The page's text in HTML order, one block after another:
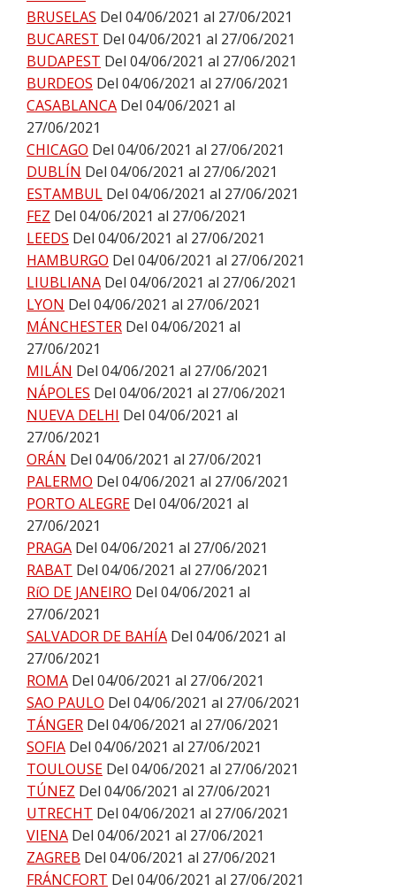
BRUSELAS Del 04/06/2021 al 27/06/2021
BUCAREST Del 04/06/2021 al 27/06/2021
BUDAPEST Del 04/06/2021 al 27/06/2021
BURDEOS Del 04/06/2021 al 27/06/2021
CASABLANCA Del 04/06/2021 al
27/06/2021
CHICAGO Del 04/06/2021 al 27/06/2021
DUBLÍN Del 04/06/2021 al 27/06/2021
ESTAMBUL Del 04/06/2021 al 27/06/2021
FEZ Del 04/06/2021 al 27/06/2021
LEEDS Del 04/06/2021 al 27/06/2021
HAMBURGO Del 04/06/2021 al 27/06/2021
LIUBLIANA Del 04/06/2021 al 27/06/2021
LYON Del 04/06/2021 al 27/06/2021
MÁNCHESTER Del 04/06/2021 al
27/06/2021
MILÁN Del 04/06/2021 al 27/06/2021
NÁPOLES Del 04/06/2021 al 27/06/2021
NUEVA DELHI Del 04/06/2021 al
27/06/2021
ORÁN Del 04/06/2021 al 27/06/2021
PALERMO Del 04/06/2021 al 27/06/2021
PORTO ALEGRE Del 04/06/2021 al
27/06/2021
PRAGA Del 04/06/2021 al 27/06/2021
RABAT Del 04/06/2021 al 27/06/2021
RíO DE JANEIRO Del 04/06/2021 al
27/06/2021
SALVADOR DE BAHÍA Del 04/06/2021 al
27/06/2021
ROMA Del 04/06/2021 al 27/06/2021
SAO PAULO Del 04/06/2021 al 27/06/2021
TÁNGER Del 04/06/2021 al 27/06/2021
SOFIA Del 04/06/2021 al 27/06/2021
TOULOUSE Del 04/06/2021 al 27/06/2021
TÚNEZ Del 04/06/2021 al 27/06/2021
UTRECHT Del 04/06/2021 al 27/06/2021
VIENA Del 04/06/2021 al 27/06/2021
ZAGREB Del 04/06/2021 al 27/06/2021
FRÁNCFORT Del 04/06/2021 al 27/06/2021